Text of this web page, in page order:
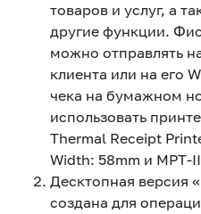
товаров и услуг, а
другие функции.
можно отправлять
клиента или на его
чека на бумажном
использовать
Thermal Receipt
Width: 58mm и MPT-
Десктопная версия
создана для